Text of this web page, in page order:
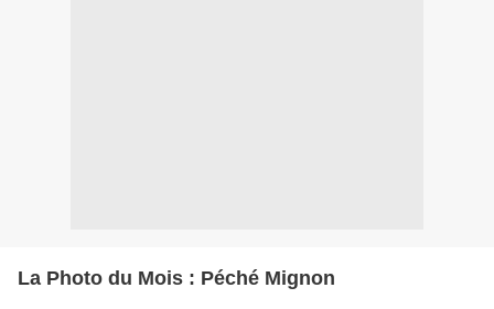
La Photo du Mois : Péché Mignon